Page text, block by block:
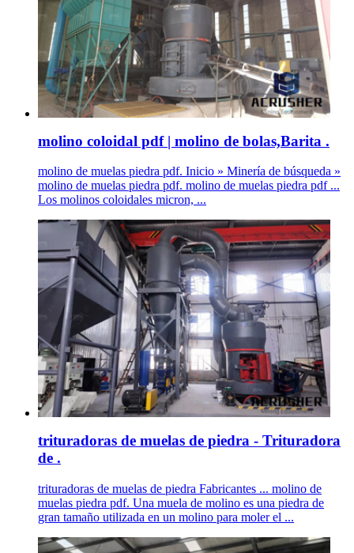
molino coloidal pdf | molino de bolas,Barita .
molino de muelas piedra pdf. Inicio » Minería de búsqueda »
molino de muelas piedra pdf. molino de muelas piedra pdf ...
Los molinos coloidales micron, ...
trituradoras de muelas de piedra - Trituradora
de .
trituradoras de muelas de piedra Fabricantes ... molino de
muelas piedra pdf. Una muela de molino es una piedra de
gran tamaño utilizada en un molino para moler el ...